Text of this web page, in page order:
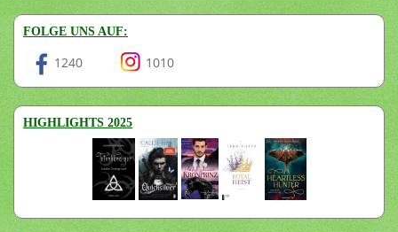
FOLGE UNS AUF:
1240 1010
HIGHLIGHTS 2025